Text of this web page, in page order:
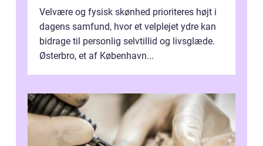
Velvære og fysisk skønhed prioriteres højt i
dagens samfund, hvor et velplejet ydre kan
bidrage til personlig selvtillid og livsglæde.
Østerbro, et af København...